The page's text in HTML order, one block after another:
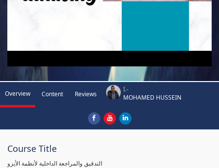
Overview Content Reviews
I.-
MOHAMED HUSSEIN
Course Title
التدقيق والمراجعة الداخلية لأنظمة الأيزو